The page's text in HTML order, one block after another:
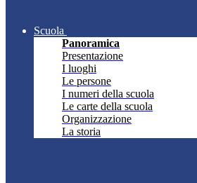
Scuola
Panoramica
Presentazione
I luoghi
Le persone
I numeri della scuola
Le carte della scuola
Organizzazione
La storia